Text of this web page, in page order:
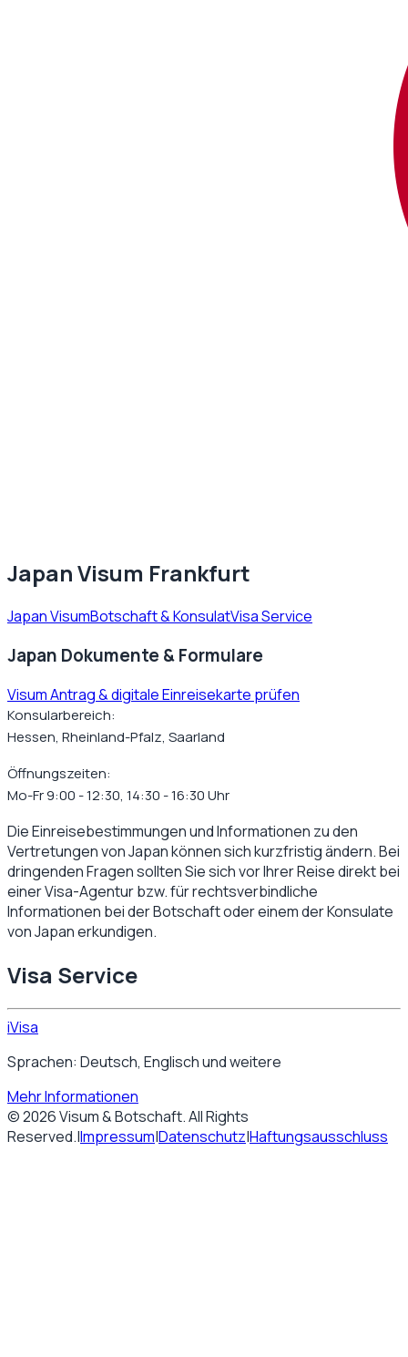
Japan Visum Frankfurt
Japan VisumBotschaft & KonsulatVisa Service
Japan Dokumente & Formulare
Visum Antrag & digitale Einreisekarte prüfen
Konsularbereich:
Hessen, Rheinland-Pfalz, Saarland
Öffnungszeiten:
Mo-Fr 9:00 - 12:30, 14:30 - 16:30 Uhr
Die Einreisebestimmungen und Informationen zu den
Vertretungen vonJapankönnen sich kurzfristig ändern. Bei
dringenden Fragen sollten Sie sich vor Ihrer Reise direkt bei
einer Visa-Agentur bzw. für rechtsverbindliche
Informationen bei der Botschaft oder einem der Konsulate
vonJapanerkundigen.
Visa Service
iVisa
Sprachen: Deutsch, Englisch und weitere
Mehr Informationen
©2026Visum & Botschaft. All Rights
Reserved.|Impressum|Datenschutz|Haftungsausschluss